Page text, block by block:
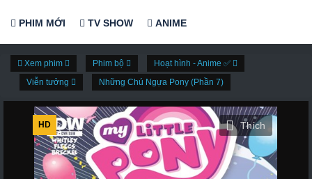
PHIM MỚI TV SHOW ANIME
Xem phim Phim bộ
Hoạt hình - Anime ✅
Viễn tưởng
Những Chú Ngựa Pony (Phần 7)
HD